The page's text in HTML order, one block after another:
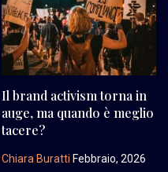
Il brand activism torna in
auge, ma quando è meglio
tacere?
Chiara Buratti Febbraio, 2026